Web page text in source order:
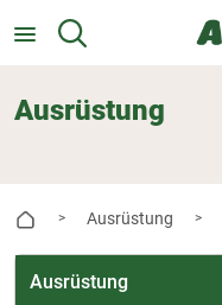
Ausrüstung
> Ausrüstung >
Ausrüstung